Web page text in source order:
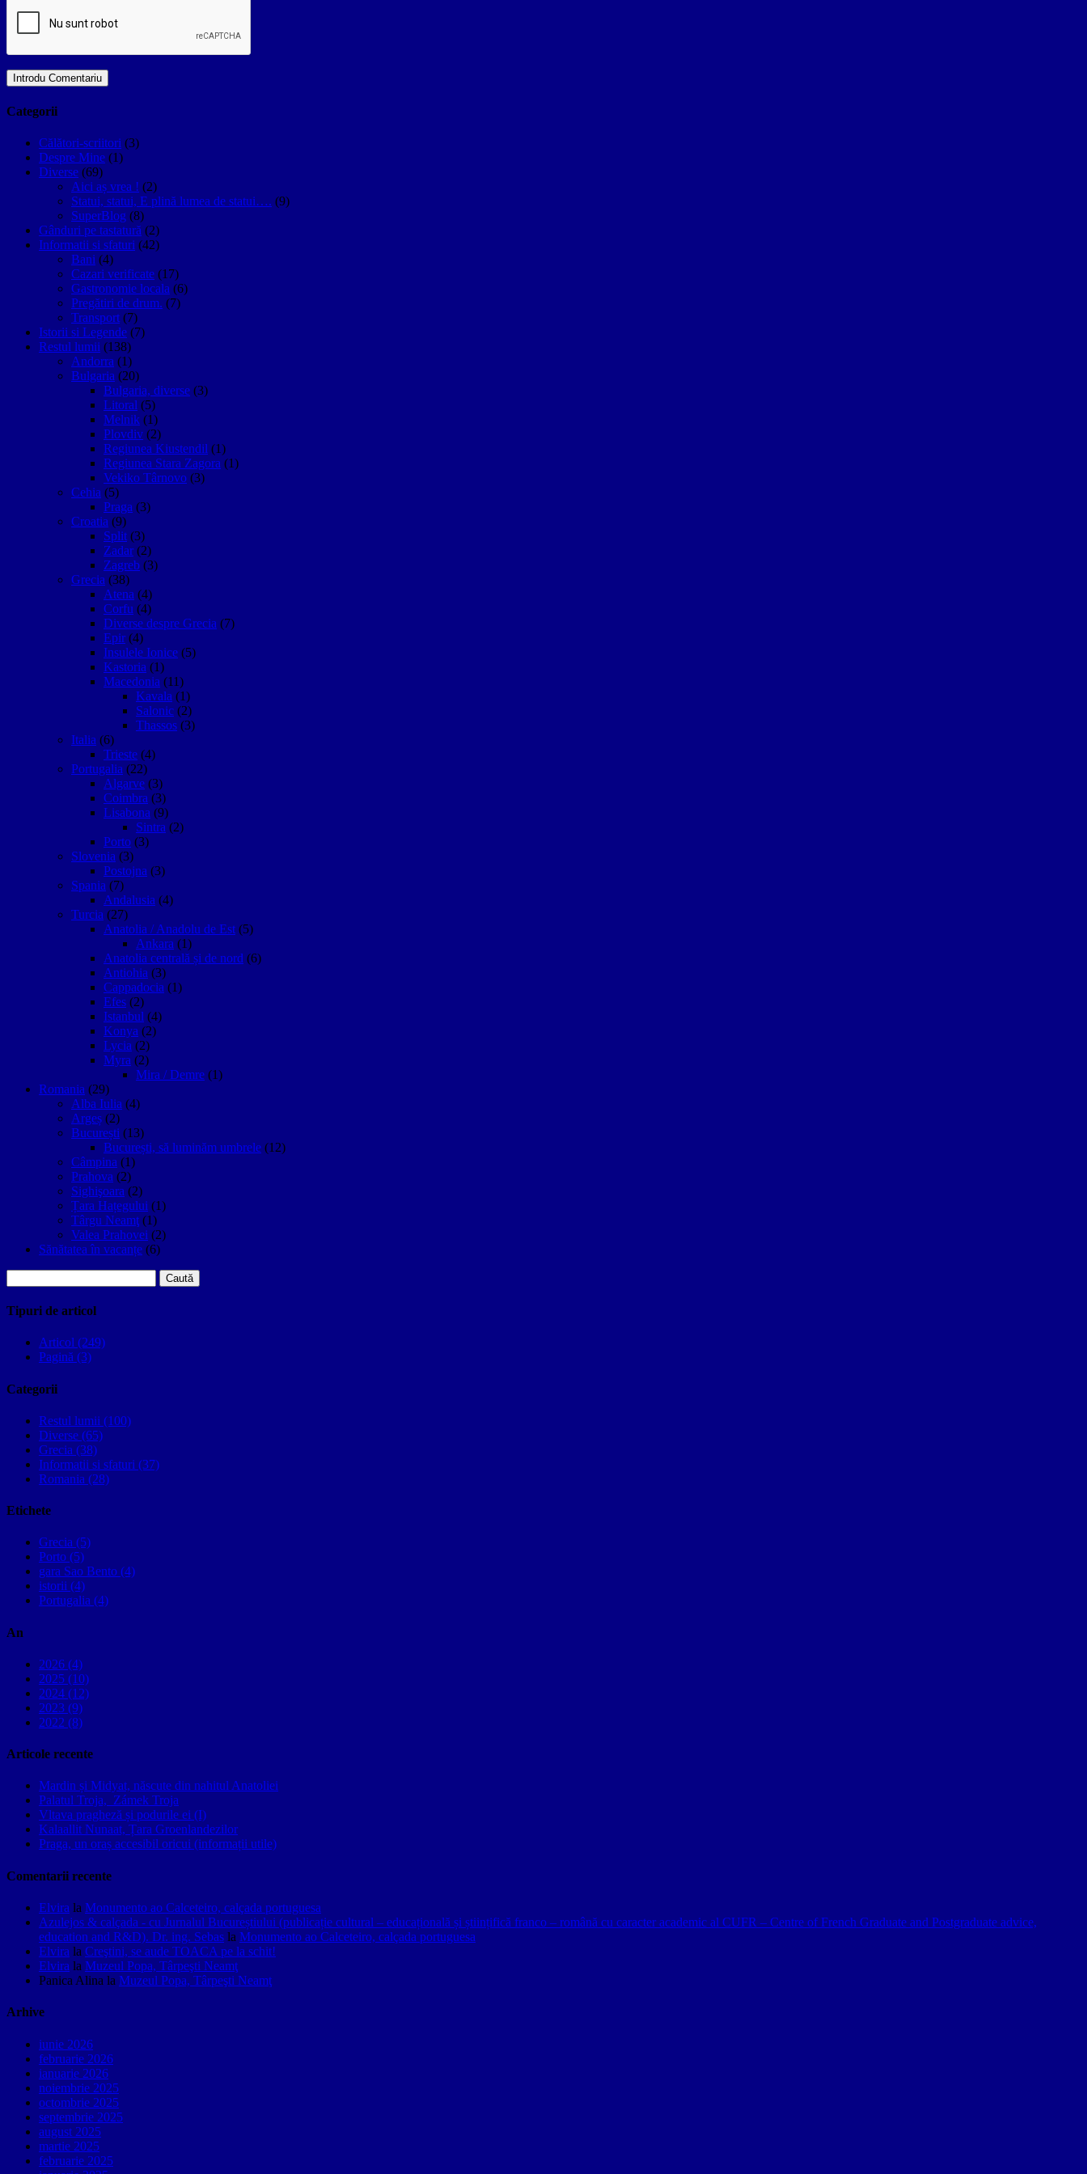
Categorii
Călători-scriitori (3)
Despre Mine (1)
Diverse (69)
Aici aș vrea ! (2)
Statui, statui, E plină lumea de statui…. (9)
SuperBlog (8)
Gânduri pe tastatură (2)
Informatii si sfaturi (42)
Bani (4)
Cazari verificate (17)
Gastronomie locala (6)
Pregătiri de drum. (7)
Transport (7)
Istorii si Legende (7)
Restul lumii (138)
Andorra (1)
Bulgaria (20)
Bulgaria, diverse (3)
Litoral (5)
Melnik (1)
Plovdiv (2)
Regiunea Kiustendil (1)
Regiunea Stara Zagora (1)
Vekiko Târnovo (3)
Cehia (5)
Praga (3)
Croatia (9)
Split (3)
Zadar (2)
Zagreb (3)
Grecia (38)
Atena (4)
Corfu (4)
Diverse despre Grecia (7)
Epir (4)
Insulele Ionice (5)
Kastoria (1)
Macedonia (11)
Kavala (1)
Salonic (2)
Thassos (3)
Italia (6)
Trieste (4)
Portugalia (22)
Algarve (3)
Coimbra (3)
Lisabona (9)
Sintra (2)
Porto (3)
Slovenia (3)
Postojna (3)
Spania (7)
Andalusia (4)
Turcia (27)
Anatolia / Anadolu de Est (5)
Ankara (1)
Anatolia centrală și de nord (6)
Antiohia (3)
Cappadocia (1)
Efes (2)
Istanbul (4)
Konya (2)
Lycia (2)
Myra (2)
Mira / Demre (1)
Romania (29)
Alba Iulia (4)
Argeș (2)
București (13)
București, să luminăm umbrele (12)
Câmpina (1)
Prahova (2)
Sighişoara (2)
Țara Hațegului (1)
Târgu Neamţ (1)
Valea Prahovei (2)
Sănătatea în vacanțe (6)
după:
Tipuri de articol
Articol (249)
Pagină (3)
Categorii
Restul lumii (100)
Diverse (65)
Grecia (38)
Informatii si sfaturi (37)
Romania (28)
Etichete
Grecia (5)
Porto (5)
gara Sao Bento (4)
istorii (4)
Portugalia (4)
An
2026 (4)
2025 (10)
2024 (12)
2023 (9)
2022 (8)
Articole recente
Mardin și Midyat, născute din nahitul Anatoliei
Palatul Troja, Zámek Troja
Vltava pragheză și podurile ei (I)
Kalaallit Nunaat, Țara Groenlandezilor
Praga, un oraș accesibil oricui (informații utile)
Comentarii recente
Elvira la Monumento ao Calceteiro, calçada portuguesa
Azulejos & calçada - cu Jurnalul Bucureștiului (publicație cultural – educațională și științifică franco – română cu caracter academic al CUFR – Centre of French Graduate and Postgraduate advice,
education and R&D). Dr. ing. Sebas la Monumento ao Calceteiro, calçada portuguesa
Elvira la Creştini, se aude TOACA pe la schit!
Elvira la Muzeul Popa, Târpeşti Neamţ
Panica Alina la Muzeul Popa, Târpeşti Neamţ
Arhive
iunie 2026
februarie 2026
ianuarie 2026
noiembrie 2025
octombrie 2025
septembrie 2025
august 2025
martie 2025
februarie 2025